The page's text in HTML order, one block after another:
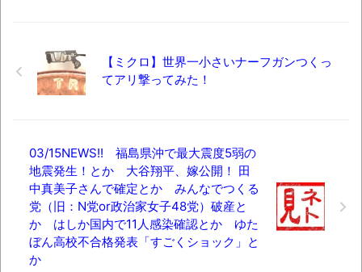
【ミクロ】世界一小さいナーフガンつくっ
てアリ撃ってみた！
03/15NEWS!! 福島県沖で最大震度5弱の
地震発生！とか 大谷翔平、嫁公開！ 田
中真美子さんで確定とか みんなでつくる
党（旧：N党or政治家女子48党）破産と
か はしか国内で11人感染確認とか ゆた
ぼん高校不合格発表「すごくショック」と
か